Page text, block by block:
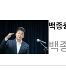
호
점
'꼿
이
꼭
대
성
히
각
백종
백
튜